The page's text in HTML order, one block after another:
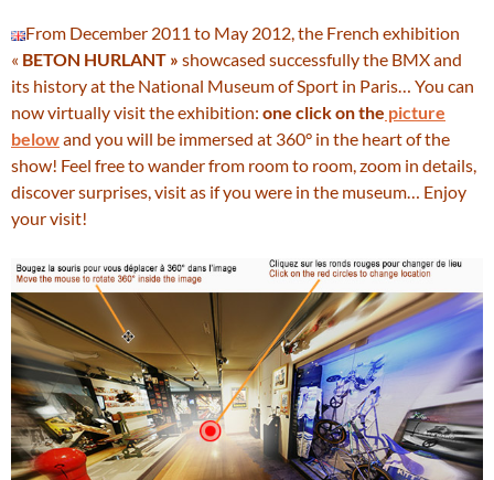
From December 2011 to May 2012, the French exhibition
« BETON HURLANT » showcased successfully the BMX and
its history at the National Museum of Sport in Paris… You can
now virtually visit the exhibition: one click on the picture
belowand you will be immersed at 360° in the heart of the
show! Feel free to wander from room to room, zoom in details,
discover surprises, visit as if you were in the museum… Enjoy
your visit!